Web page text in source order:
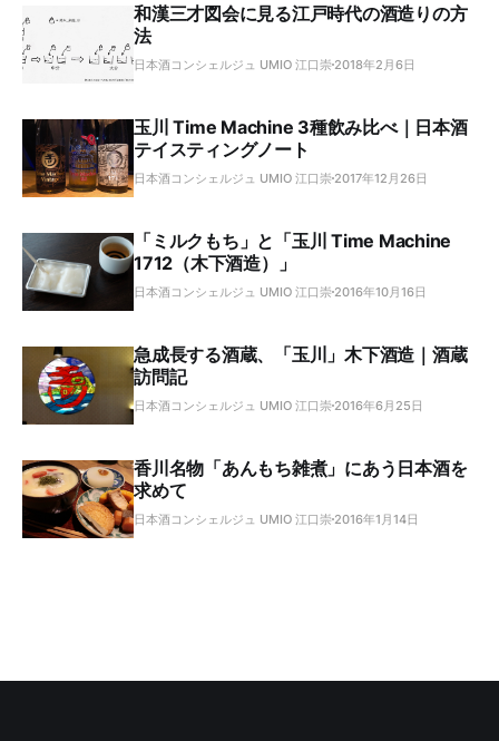
和漢三才図会に見る江戸時代の酒造りの方
法
日本酒コンシェルジュ UMIO 江口崇 2018年2月6日
玉川 Time Machine 3種飲み比べ｜日本酒
テイスティングノート
日本酒コンシェルジュ UMIO 江口崇 2017年12月26日
「ミルクもち」と「玉川 Time Machine
1712（木下酒造）」
日本酒コンシェルジュ UMIO 江口崇 2016年10月16日
急成長する酒蔵、「玉川」木下酒造｜酒蔵
訪問記
日本酒コンシェルジュ UMIO 江口崇 2016年6月25日
香川名物「あんもち雑煮」にあう日本酒を
求めて
日本酒コンシェルジュ UMIO 江口崇 2016年1月14日